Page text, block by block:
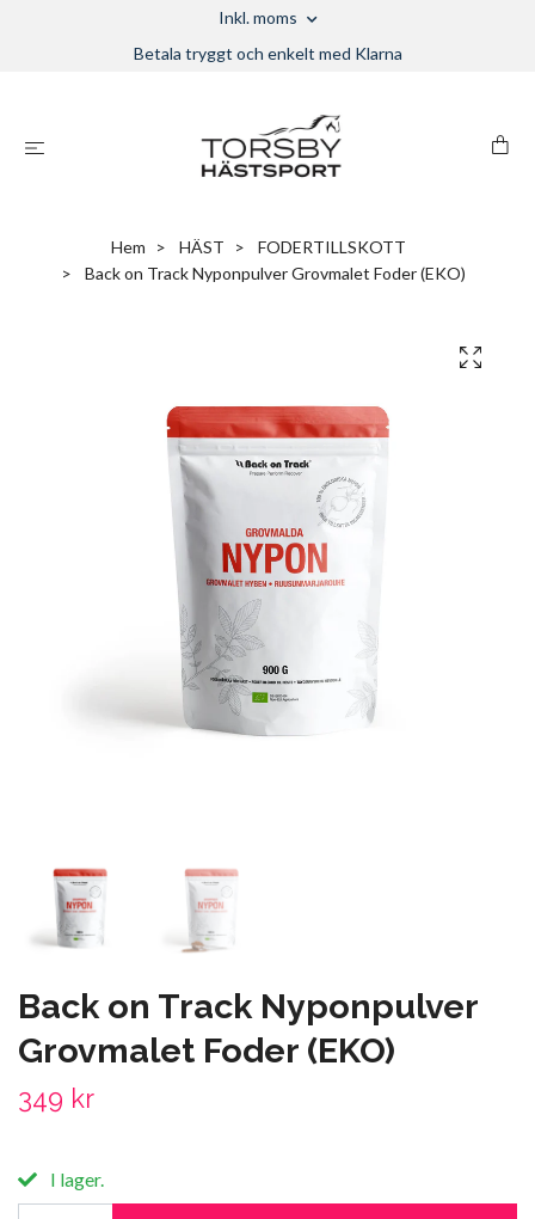
Inkl. moms
Betala tryggt och enkelt med Klarna
Hem HÄST
FODERTILLSKOTT
Back on Track Nyponpulver Grovmalet Foder (EKO)
Back on Track Nyponpulver
Grovmalet Foder (EKO)
349 kr
I lager.